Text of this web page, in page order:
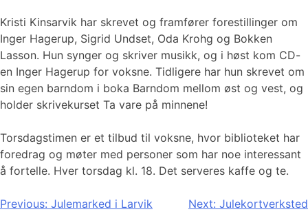
Kristi Kinsarvik har skrevet og framfører forestillinger om
Inger Hagerup, Sigrid Undset, Oda Krohg og Bokken
Lasson. Hun synger og skriver musikk, og i høst kom CD-
en Inger Hagerup for voksne. Tidligere har hun skrevet om
sin egen barndom i boka Barndom mellom øst og vest, og
holder skrivekurset Ta vare på minnene!
Torsdagstimen er et tilbud til voksne, hvor biblioteket har
foredrag og møter med personer som har noe interessant
å fortelle. Hver torsdag kl. 18. Det serveres kaffe og te.
Innleggsnavigasjon
Previous: Julemarked i Larvik Next: Julekortverksted